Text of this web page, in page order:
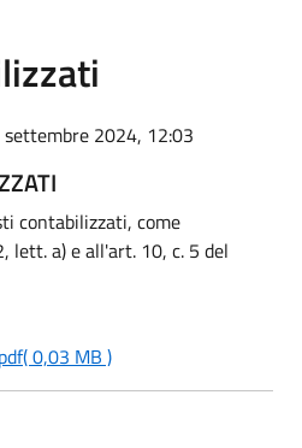
settembre 2024, 12:03
contabilizzati, come
lett. a) e all'art. 10, c. 5 del
( 0,03 MB )